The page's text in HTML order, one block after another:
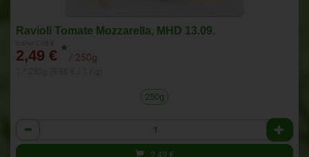
Ravioli Tomate Mozzarella, MHD 13.09.
2,49 € * / 250g
250g
Anzahl
2,49 €